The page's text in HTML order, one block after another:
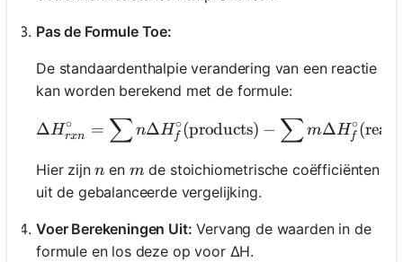
Pas de Formule Toe:
De standaardenthalpie verandering van een reactie
kan worden berekend met de formule:
\Delta H^\circ_{rxn}
ΔHrxn
∘ = ∑nΔHf
∘(products) − ∑mΔHf
∘(
Hier zijnn
n en m
mde stoichiometrische coëfficiënten
uit de gebalanceerde vergelijking.
Voer Berekeningen Uit: Vervang de waarden in de
formule en los deze op voor ΔH.